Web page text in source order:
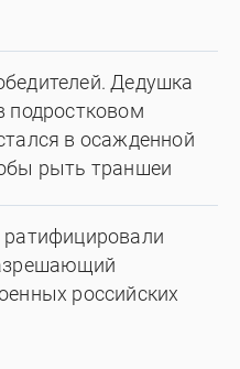
Дедушка
подростковом
в осажденной
рыть траншеи
ратифицировали
российских